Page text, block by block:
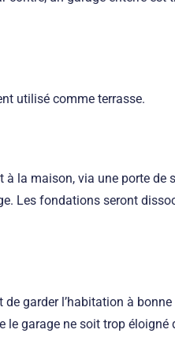
utilisé comme terrasse.
la maison, via une porte de
Les fondations seront
de garder l’habitation à bonne
le garage ne soit trop éloigné